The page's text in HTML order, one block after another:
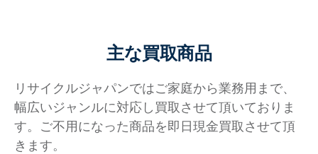
主な買取商品
リサイクルジャパンではご家庭から業務用まで、
幅広いジャンルに対応し買取させて頂いておりま
す。ご不用になった商品を即日現金買取させて頂
きます。